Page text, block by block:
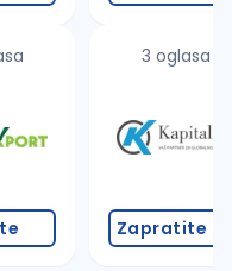
3 oglasa
Zapratite